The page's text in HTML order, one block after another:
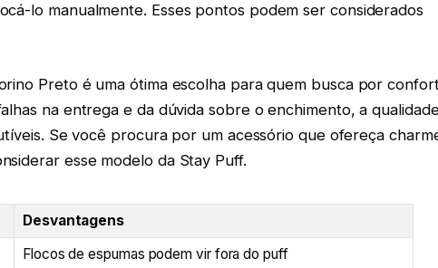
lo manualmente. Esses pontos podem ser considerados
Preto é uma ótima escolha para quem busca por
na entrega e da dúvida sobre o enchimento, a
Se você procura por um acessório que ofereça
esse modelo da Stay Puff.
Desvantagens
Flocos de espumas podem vir fora do puff